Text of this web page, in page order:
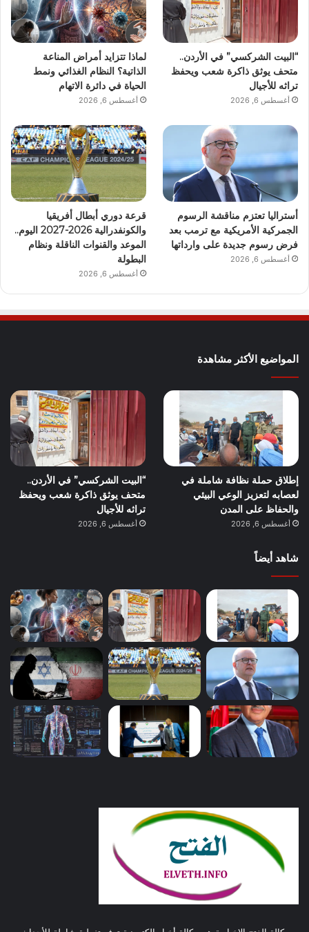
“البيت الشركسي” في الأردن..
متحف يوثق ذاكرة شعب ويحفظ
تراثه للأجيال
أغسطس 6, 2026
لماذا تتزايد أمراض المناعة
الذاتية؟ النظام الغذائي ونمط
الحياة في دائرة الاتهام
أغسطس 6, 2026
أستراليا تعتزم مناقشة الرسوم
الجمركية الأمريكية مع ترمب بعد
فرض رسوم جديدة على وارداتها
أغسطس 6, 2026
قرعة دوري أبطال أفريقيا
والكونفدرالية 2026-2027 اليوم..
الموعد والقنوات الناقلة ونظام
البطولة
أغسطس 6, 2026
المواضيع الأكثر مشاهدة
إطلاق حملة نظافة شاملة في
لعصابه لتعزيز الوعي البيئي
والحفاظ على المدن
أغسطس 6, 2026
“البيت الشركسي” في الأردن..
متحف يوثق ذاكرة شعب ويحفظ
تراثه للأجيال
أغسطس 6, 2026
شاهد أيضاً